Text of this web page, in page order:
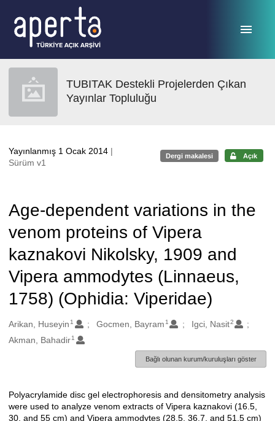
TUBITAK Destekli Projelerden Çıkan
Yayınlar Topluluğu
Yayınlanmış 1 Ocak 2014 |
Sürüm v1
Dergi makalesi Açık
Age-dependent variations in the
venom proteins of Vipera
kaznakovi Nikolsky, 1909 and
Vipera ammodytes (Linnaeus,
1758) (Ophidia: Viperidae)
Oluşturanlar
Arikan, Huseyin 1 Gocmen, Bayram 1 Igci, Nasit2
Akman, Bahadir1
Bağlı olunan kurum/kuruluşları göster
Açıklama
Polyacrylamide disc gel electrophoresis and densitometry analysis
were used to analyze venom extracts of Vipera kaznakovi (16.5,
30, and 55 cm) and Vipera ammodytes (28.5, 36.7, and 51.5 cm)